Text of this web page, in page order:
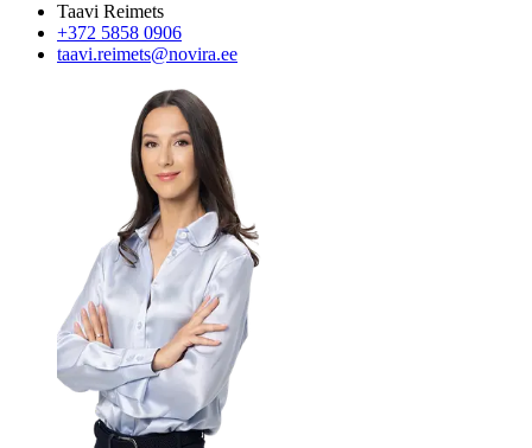
Taavi Reimets
+372 5858 0906
taavi.reimets@novira.ee